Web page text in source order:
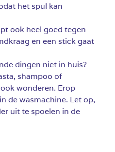
het spul kan
ook heel goed tegen
en een stick gaat
dingen niet in huis?
shampoo of
wonderen. Erop
de wasmachine. Let op,
uit te spoelen in de